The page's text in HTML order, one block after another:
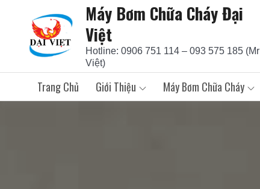
content
Máy Bơm Chữa Cháy Đại
Việt
Hotline: 0906 751 114 – 093 575 185 (Mr
Việt)
Trang Chủ Giới Thiệu Máy Bơm Chữa Cháy